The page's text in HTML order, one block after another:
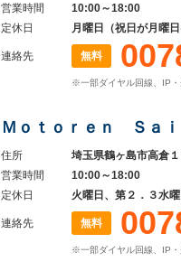
営業時間
10:00～18:00
定休日
月曜日（祝日が月曜
連絡先 無料
※一部ダイヤル回線、IP
Ｍｏｔｏｒｅｎ Ｓａ
住所
埼玉県鶴ヶ島市高倉
営業時間
10:00～18:00
定休日
火曜日、第２．３水
連絡先 無料
※一部ダイヤル回線、IP